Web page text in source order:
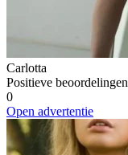
Carlotta
Positieve beoordelingen
0
Open advertentie